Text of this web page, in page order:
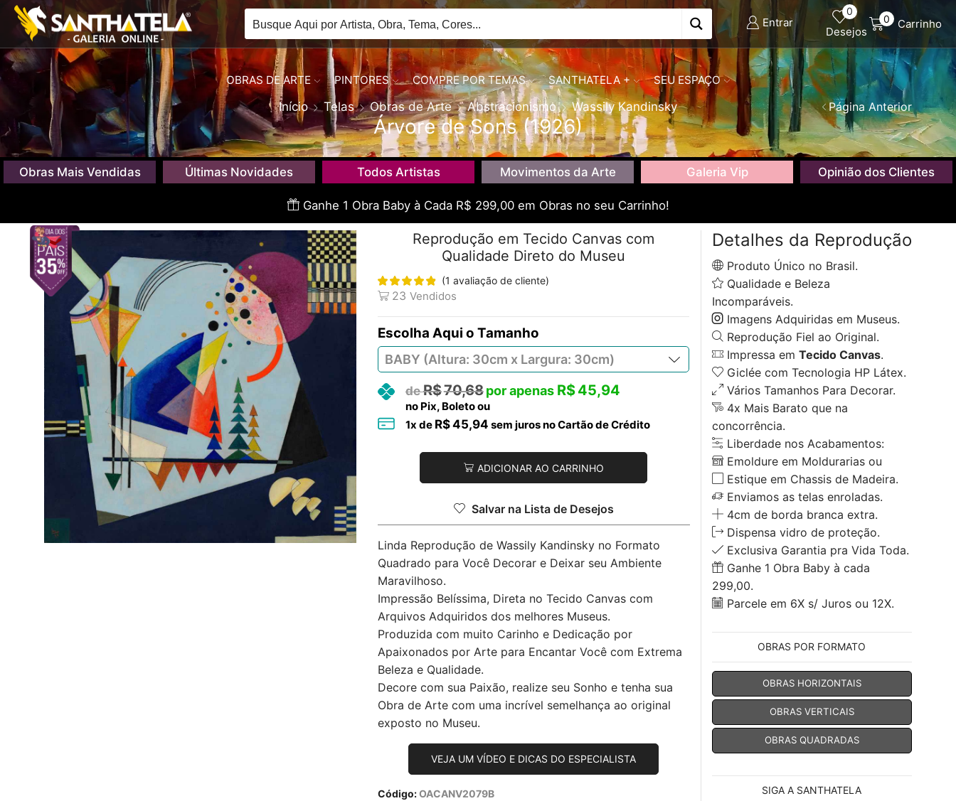
Entrar
0
Desejos
0 Carrinho
OBRAS DE ARTE PINTORES COMPRE POR TEMAS SANTHATELA + SEU ESPAÇO
Início Telas Obras de Arte Abstracionismo Wassily Kandinsky
Árvore de Sons (1926)
Página Anterior
Obras Mais Vendidas Últimas Novidades Todos Artistas Movimentos da Arte Galeria Vip Opinião dos Clientes
Ganhe 1 Obra Baby à Cada R$ 299,00 em Obras no seu Carrinho!
Reprodução em Tecido Canvas com
Qualidade Direto do Museu
(1 avaliação de cliente)
23 Vendidos
Tamanho
R$70,68 R$45,94
no Pix, Boleto ou
1x de R$45,94 sem juros no Cartão de Crédito
ADICIONAR AO CARRINHO
Salvar na Lista de Desejos
Linda Reprodução de Wassily Kandinsky no Formato
Quadrado para Você Decorar e Deixar seu Ambiente
Maravilhoso.
Impressão Belíssima, Direta no Tecido Canvas com
Arquivos Adquiridos dos melhores Museus.
Produzida com muito Carinho e Dedicação por
Apaixonados por Arte para Encantar Você com Extrema
Beleza e Qualidade.
Decore com sua Paixão, realize seu Sonho e tenha sua
Obra de Arte com uma incrível semelhança ao original
exposto no Museu.
VEJA UM VÍDEO E DICAS DO ESPECIALISTA
Código:OACANV2079B
Detalhes da Reprodução
Produto Único no Brasil.
Qualidade e Beleza
Incomparáveis.
Imagens Adquiridas em Museus.
Reprodução Fiel ao Original.
Impressa em Tecido Canvas.
Giclée com Tecnologia HP Látex.
Vários Tamanhos Para Decorar.
4x Mais Barato que na
concorrência.
Liberdade nos Acabamentos:
Emoldure em Moldurarias ou
Estique em Chassis de Madeira.
Enviamos as telas enroladas.
4cm de borda branca extra.
Dispensa vidro de proteção.
Exclusiva Garantia pra Vida Toda.
Ganhe 1 Obra Baby à cada
299,00.
Parcele em 6X s/ Juros ou 12X.
OBRAS POR FORMATO
OBRAS HORIZONTAIS
OBRAS VERTICAIS
OBRAS QUADRADAS
SIGA A SANTHATELA